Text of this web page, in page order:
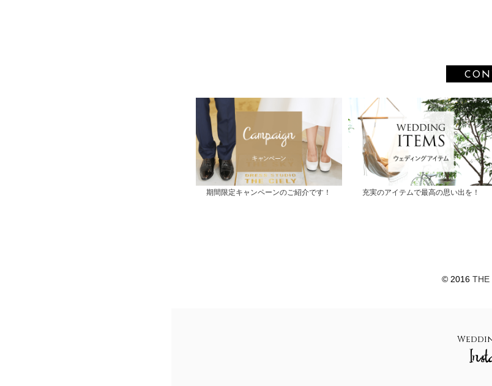
期間限定キャンペーンのご紹介です！ 充実のアイテムで最高の思い出を！
© 2016 THE